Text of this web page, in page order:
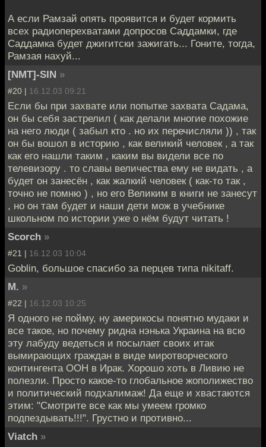
А если Рамзай опять проявится и будет кормить
всех радиоперехватами допросов Саддамки, где
Саддамка будет джигитски зажигать... Гоните, тогда,
Рамзая нахуй...
[NMT]-SIN »
#20 | 16.12.03 09:21
Если бы при захвате или попытке захвата Садама,
он бы себя застрелил ( как делали многие похожие
на него люди ( забыл кто . но их перечисляли )) , так
он бы вошол в историю , как великий человек , а так
как его нашли таким , каким вы видели все по
телевизору . то славы величества ему не видать , а
будет он занесён , как жалкий человек ( как-то так ,
точно не помню ) , но его Великим в книги не занесут
, но он там будет и наши дети мож в учебнике
школьном по истории уже о нём будут читать !
Scorch »
#21 | 16.12.03 10:04
Goblin, большое спасибо за перцев типа nikitaff.
M. »
#22 | 16.12.03 10:25
Я одного не пойму, ну америкосы понятно мудаки и
все такое, но почему ридна нэнька Украина на всю
эту лабуду ведеться и посылает своих итак
вымирающих граждан в виде миротворческого
контингента ООН в Ирак. Хорошо хоть в Ливию не
полезли. Просто какое-то глобальное жополижество
и политический подхалимаж! Да еще и хвастаются
этим: "Смотрите все как мы умеем громко
подпездывать!!!". Грустно и противно...
Viatch »